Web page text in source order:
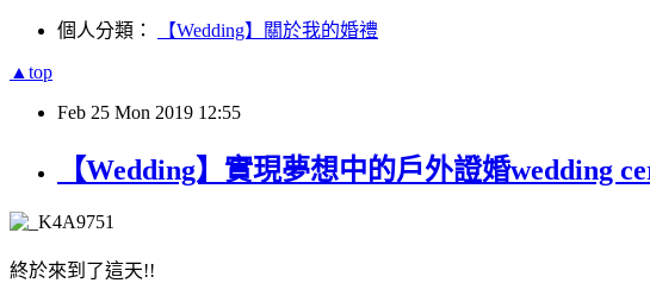
個人分類： 【Wedding】關於我的婚禮
▲top
Feb 25 Mon 2019 12:55
【Wedding】實現夢想中的戶外證婚wedding
終於來到了這天!!